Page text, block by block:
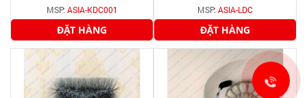
MSP: ASIA-KDC001
ĐẶT HÀNG
MSP: ASIA-LDC
ĐẶT HÀNG